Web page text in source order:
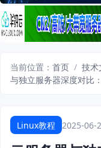
当前位置： 首页 / 技术
与独立服务器深度对比
Linux教程 2025-06-